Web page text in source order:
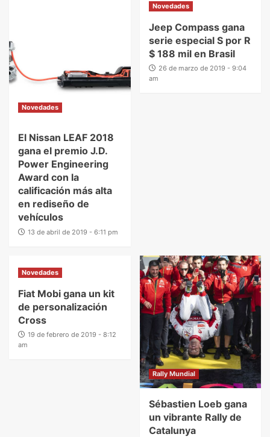
Novedades
El Nissan LEAF 2018
gana el premio J.D.
Power Engineering
Award con la
calificación más alta
en rediseño de
vehículos
13 de abril de 2019 - 6:11 pm
Novedades
Jeep Compass gana
serie especial S por R
$ 188 mil en Brasil
26 de marzo de 2019 - 9:04
am
Novedades
Fiat Mobi gana un kit
de personalización
Cross
19 de febrero de 2019 - 8:12
am
Rally Mundial
Sébastien Loeb gana
un vibrante Rally de
Catalunya